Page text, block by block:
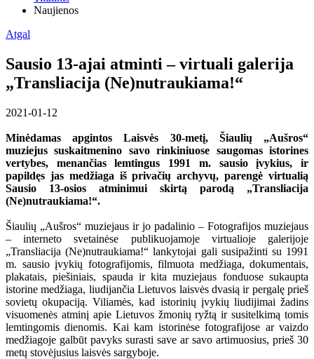
Naujienos
Atgal
Sausio 13-ajai atminti – virtuali galerija
„Transliacija (Ne)nutraukiama!“
2021-01-12
Minėdamas apgintos Laisvės 30-metį, Šiaulių „Aušros“
muziejus suskaitmenino savo rinkiniuose saugomas istorines
vertybes, menančias lemtingus 1991 m. sausio įvykius, ir
papildęs jas medžiaga iš privačių archyvų, parengė virtualią
Sausio 13-osios atminimui skirtą parodą „Transliacija
(Ne)nutraukiama!“.
Šiaulių „Aušros“ muziejaus ir jo padalinio – Fotografijos muziejaus
– interneto svetainėse publikuojamoje virtualioje galerijoje
„Transliacija (Ne)nutraukiama!“ lankytojai gali susipažinti su 1991
m. sausio įvykių fotografijomis, filmuota medžiaga, dokumentais,
plakatais, piešiniais, spauda ir kita muziejaus fonduose sukaupta
istorine medžiaga, liudijančia Lietuvos laisvės dvasią ir pergalę prieš
sovietų okupaciją. Viliamės, kad istorinių įvykių liudijimai žadins
visuomenės atminį apie Lietuvos žmonių ryžtą ir susitelkimą tomis
lemtingomis dienomis. Kai kam istorinėse fotografijose ar vaizdo
medžiagoje galbūt pavyks surasti save ar savo artimuosius, prieš 30
metų stovėjusius laisvės sargyboje.